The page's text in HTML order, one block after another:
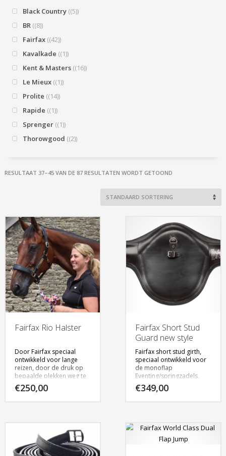
Black Country (5)
BR (8)
Fairfax (42)
Kavalkade (1)
Kent & Masters (16)
Le Mieux (1)
Prolite (14)
Rapide (1)
Sprenger (1)
Thorowgood (2)
RESULTAAT 37–45 VAN DE 87 RESULTATEN WORDT GETOOND
Fairfax Rio Halster
Door Fairfax speciaal
ontwikkeld voor lange
reizen, door de druk op
bepaalde plekken weg te
nemen reist het paard
met meer ontspanning,
en bruin, in de maten: fine
/ standard / large
€250,00
Fairfax Short Stud
Guard new style
Fairfax short stud girth,
speciaal ontwikkeld voor
de monoflap
Eventing/springzadels,
verkrijgbaar in de maten
55-75 cm. in zwart en
informatie
€349,00